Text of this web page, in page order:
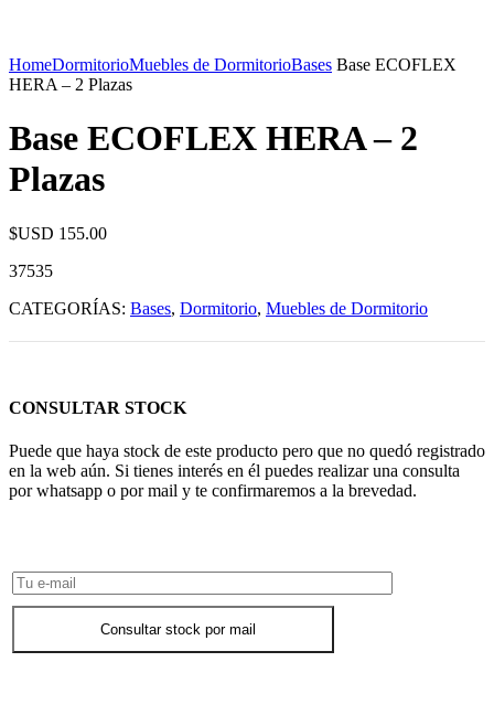
HomeDormitorioMuebles de DormitorioBases Base ECOFLEX
HERA – 2 Plazas
Base ECOFLEX HERA – 2
Plazas
$USD 155.00
37535
CATEGORÍAS: Bases, Dormitorio, Muebles de Dormitorio
CONSULTAR STOCK
Puede que haya stock de este producto pero que no quedó registrado
en la web aún. Si tienes interés en él puedes realizar una consulta
por whatsapp o por mail y te confirmaremos a la brevedad.
Consultar stock por mail